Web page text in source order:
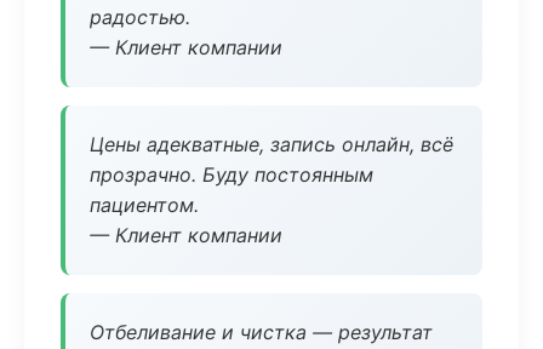
радостью.
— Клиент компании
Цены адекватные, запись онлайн, всё
прозрачно. Буду постоянным
пациентом.
— Клиент компании
Отбеливание и чистка — результат